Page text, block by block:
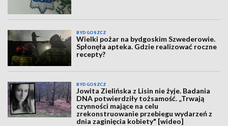
BYDGOSZCZ
Wielki pożar na bydgoskim Szwederowie.
Spłonęła apteka. Gdzie realizować roczne
recepty?
BYDGOSZCZ
Jowita Zielińska z Lisin nie żyje. Badania
DNA potwierdziły tożsamość. „Trwają
czynności mające na celu
zrekonstruowanie przebiegu wydarzeń z
dnia zaginięcia kobiety" [wideo]